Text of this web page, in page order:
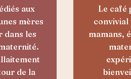
aux
mères
dans les
de la
Le café
mamans,